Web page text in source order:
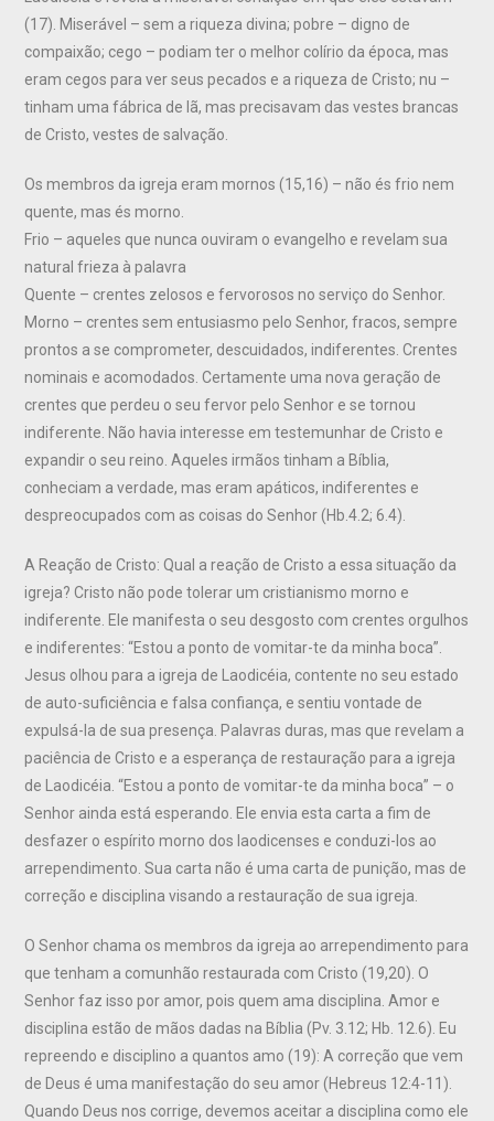
(17). Miserável – sem a riqueza divina; pobre – digno de
compaixão; cego – podiam ter o melhor colírio da época, mas
eram cegos para ver seus pecados e a riqueza de Cristo; nu –
tinham uma fábrica de lã, mas precisavam das vestes brancas
de Cristo, vestes de salvação.
Os membros da igreja eram mornos (15,16) – não és frio nem
quente, mas és morno.
Frio – aqueles que nunca ouviram o evangelho e revelam sua
natural frieza à palavra
Quente – crentes zelosos e fervorosos no serviço do Senhor.
Morno – crentes sem entusiasmo pelo Senhor, fracos, sempre
prontos a se comprometer, descuidados, indiferentes. Crentes
nominais e acomodados. Certamente uma nova geração de
crentes que perdeu o seu fervor pelo Senhor e se tornou
indiferente. Não havia interesse em testemunhar de Cristo e
expandir o seu reino. Aqueles irmãos tinham a Bíblia,
conheciam a verdade, mas eram apáticos, indiferentes e
despreocupados com as coisas do Senhor (Hb.4.2; 6.4).
A Reação de Cristo: Qual a reação de Cristo a essa situação da
igreja? Cristo não pode tolerar um cristianismo morno e
indiferente. Ele manifesta o seu desgosto com crentes orgulhos
e indiferentes: “Estou a ponto de vomitar-te da minha boca”.
Jesus olhou para a igreja de Laodicéia, contente no seu estado
de auto-suficiência e falsa confiança, e sentiu vontade de
expulsá-la de sua presença. Palavras duras, mas que revelam a
paciência de Cristo e a esperança de restauração para a igreja
de Laodicéia. “Estou a ponto de vomitar-te da minha boca” – o
Senhor ainda está esperando. Ele envia esta carta a fim de
desfazer o espírito morno dos laodicenses e conduzi-los ao
arrependimento. Sua carta não é uma carta de punição, mas de
correção e disciplina visando a restauração de sua igreja.
O Senhor chama os membros da igreja ao arrependimento para
que tenham a comunhão restaurada com Cristo (19,20). O
Senhor faz isso por amor, pois quem ama disciplina. Amor e
disciplina estão de mãos dadas na Bíblia (Pv. 3.12; Hb. 12.6). Eu
repreendo e disciplino a quantos amo (19): A correção que vem
de Deus é uma manifestação do seu amor (Hebreus 12:4-11).
Quando Deus nos corrige, devemos aceitar a disciplina como ele